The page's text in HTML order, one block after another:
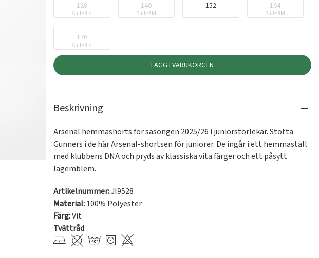
128
Slutsåld
140
Slutsåld
152 164
Slutsåld
176
Slutsåld
LÄGG I VARUKORGEN
Beskrivning
Arsenal hemmashorts för säsongen 2025/26 i juniorstorlekar. Stötta
Gunners i de här Arsenal-shortsen för juniorer. De ingår i ett hemmaställ
med klubbens DNA och pryds av klassiska vita färger och ett påsytt
lagemblem.
Artikelnummer:JI9528
Material:100% Polyester
Färg:Vit
Tvättråd: